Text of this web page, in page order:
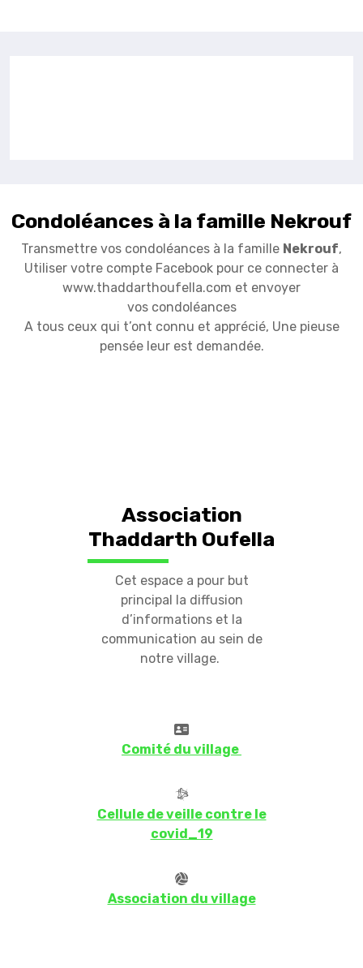
Condoléances à la famille Nekrouf
Transmettre vos condoléances à la famille Nekrouf,
Utiliser votre compte Facebook pour ce connecter à
www.thaddarthoufella.com et envoyer
vos condoléances
A tous ceux qui t’ont connu et apprécié, Une pieuse
pensée leur est demandée.
Association
Thaddarth Oufella
Cet espace a pour but
principal la diffusion
d’informations et la
communication au sein de
notre village.
Comité du village
Cellule de veille contre le
covid_19
Association du village